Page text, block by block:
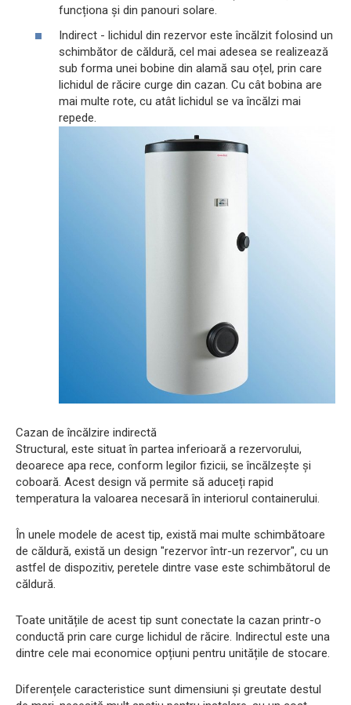
funcționa și din panouri solare.
Indirect - lichidul din rezervor este încălzit folosind un
schimbător de căldură, cel mai adesea se realizează
sub forma unei bobine din alamă sau oțel, prin care
lichidul de răcire curge din cazan. Cu cât bobina are
mai multe rote, cu atât lichidul se va încălzi mai
repede.
Cazan de încălzire indirectă
Structural, este situat în partea inferioară a rezervorului,
deoarece apa rece, conform legilor fizicii, se încălzește și
coboară. Acest design vă permite să aduceți rapid
temperatura la valoarea necesară în interiorul containerului.
În unele modele de acest tip, există mai multe schimbătoare
de căldură, există un design "rezervor într-un rezervor", cu un
astfel de dispozitiv, peretele dintre vase este schimbătorul de
căldură.
Toate unitățile de acest tip sunt conectate la cazan printr-o
conductă prin care curge lichidul de răcire. Indirectul este una
dintre cele mai economice opțiuni pentru unitățile de stocare.
Diferențele caracteristice sunt dimensiuni și greutate destul